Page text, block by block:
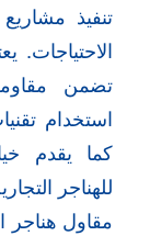
تنفيذ
الاحتياجات.
تضمن
استخدام
كما يقدم
للهناجر
مقاول هناجر